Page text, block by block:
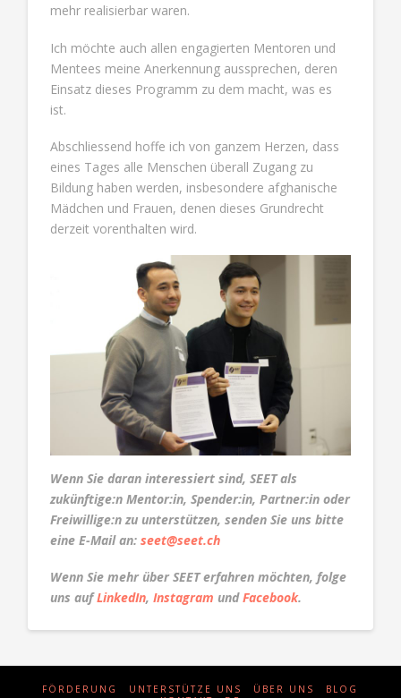
mehr realisierbar waren.
Ich möchte auch allen engagierten Mentoren und
Mentees meine Anerkennung aussprechen, deren
Einsatz dieses Programm zu dem macht, was es
ist.
Abschliessend hoffe ich von ganzem Herzen, dass
eines Tages alle Menschen überall Zugang zu
Bildung haben werden, insbesondere afghanische
Mädchen und Frauen, denen dieses Grundrecht
derzeit vorenthalten wird.
Wenn Sie daran interessiert sind, SEET als
zukünftige:n Mentor:in, Spender:in, Partner:in oder
Freiwillige:n zu unterstützen, senden Sie uns bitte
eine E-Mail an:seet@seet.ch
Wenn Sie mehr über SEET erfahren möchten, folge
uns aufLinkedIn,Instagram undFacebook.
FÖRDERUNG UNTERSTÜTZE UNS ÜBER UNS
BLOG